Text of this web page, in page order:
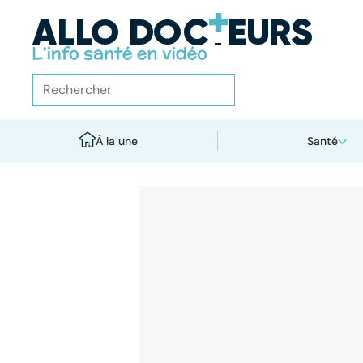
À la une Santé